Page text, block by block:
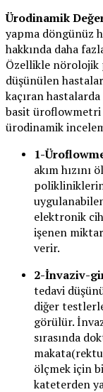
Ürodinamik
yapma döngünüz
hakkında daha
Özellikle nörolojik
düşünülen
kaçıran
basit üroflowmetri
ürodinamik
1-
akım
elektronik
işenen
verir.
2-İnvaziv-
tedavi
diğer
görülür.
sırasında
ölçmek için
kateterden